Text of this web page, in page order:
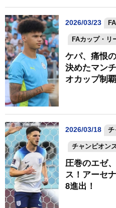
2026/03/23
FAカップ・リ
ケパ、痛恨
決めたマン
オカップ制覇
2026/03/18 チ
チャンピオン
圧巻のエゼ
ス！アーセ
8進出！